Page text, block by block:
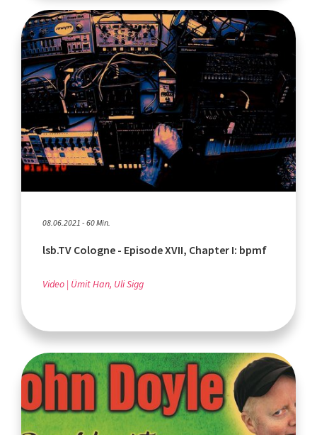
08.06.2021 - 60 Min.
lsb.TV Cologne - Episode XVII, Chapter I: bpmf
Video Ümit Han, Uli Sigg